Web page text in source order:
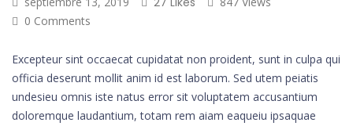
0 Comments
Excepteur sint occaecat cupidatat non proident, sunt in culpa qui
officia deserunt mollit anim id est laborum. Sed utem peiatis
undesieu omnis iste natus error sit voluptatem accusantium
doloremque laudantium, totam rem aiam eaqueiu ipsaquae